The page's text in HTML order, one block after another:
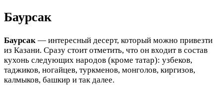
Баурсак
Баурсак — интересный десерт, который можно привезти
из Казани. Сразу стоит отметить, что он входит в состав
кухонь следующих народов (кроме татар): узбеков,
таджиков, ногайцев, туркменов, монголов, киргизов,
калмыков, башкир и так далее.